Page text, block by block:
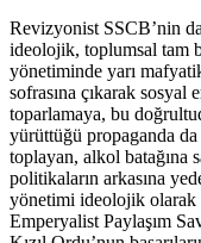
Revizyonist SSCB’nin
ideolojik, toplumsal tam
yönetiminde yarı
sofrasına çıkarak
toparlamaya, bu
yürüttüğü propaganda
toplayan, alkol batağına
politikaların arkasına
yönetimi ideolojik olarak
Emperyalist Paylaşım